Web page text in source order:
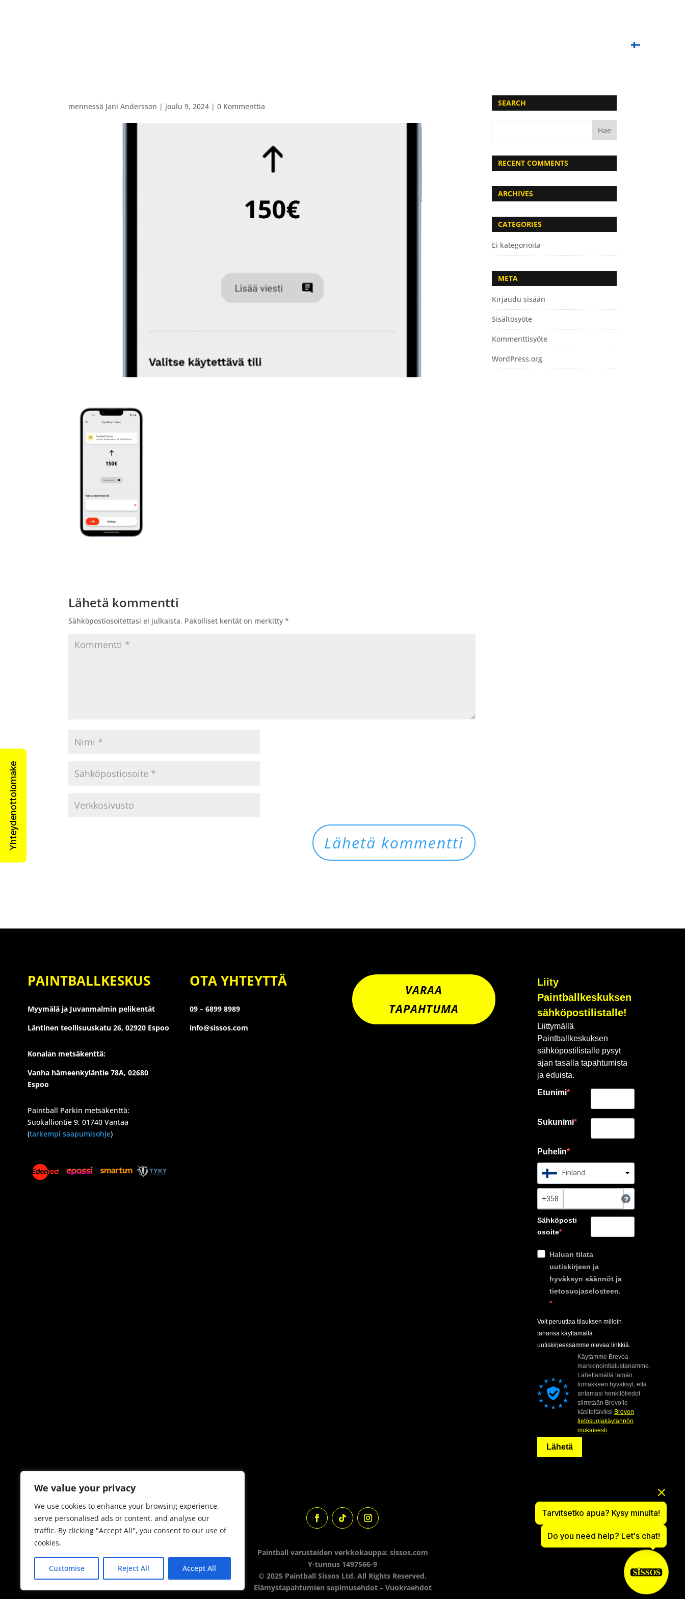
We value your privacy
We use cookies to enhance your browsing experience,
serve personalised ads or content, and analyse our
traffic. By clicking "Accept All", you consent to our use of
cookies.
Customise Reject All Accept All
Tarvitsetko apua? Kysy minulta!
Do you need help? Let's chat!
Yhteydenottolomake
mennessä Jani Andersson | joulu 9, 2024 |0 Kommenttia
Lähetä kommentti
Sähköpostiosoitettasi ei julkaista. Pakolliset kentät on merkitty*
SEARCH
RECENT COMMENTS
ARCHIVES
CATEGORIES
Ei kategorioita
META
Kirjaudu sisään
Sisältösyöte
Kommenttisyöte
WordPress.org
PAINTBALLKESKUS
Myymälä ja Juvanmalmin pelikentät
Läntinen teollisuuskatu 26, 02920 Espoo
Konalan metsäkenttä:
Vanha hämeenkyläntie 78A, 02680
Espoo
Paintball Parkin metsäkenttä:
Suokalliontie 9, 01740 Vantaa
(tarkempi saapumisohje)
OTA YHTEYTTÄ
09 – 6899 8989
info@sissos.com
VARAA
TAPAHTUMA
Liity
Paintballkeskuksen
sähköpostilistalle!
Liittymällä
Paintballkeskuksen
sähköpostilistalle pysyt
ajan tasalla tapahtumista
ja eduista.
Etunimi
Sukunimi
Puhelin
Finland
?
Sähköposti
osoite
Haluan tilata
uutiskirjeen ja
hyväksyn säännöt ja
tietosuojaselosteen.
Voit peruuttaa tilauksen milloin
tahansa käyttämällä
uutiskirjeessämme olevaa linkkiä.
Käytämme Brevoa
markkinointialustanamme.
Lähettämällä tämän
lomakkeen hyväksyt, että
antamasi henkilötiedot
siirretään Brevolle
käsiteltäviksi Brevon
tietosuojakäytännön
mukaisesti.
Lähetä
Paintball varusteiden verkkokauppa: sissos.com
Y-tunnus 1497566-9
© 2025 Paintball Sissos Ltd. All Rights Reserved.
Elämystapahtumien sopimusehdot– Vuokraehdot